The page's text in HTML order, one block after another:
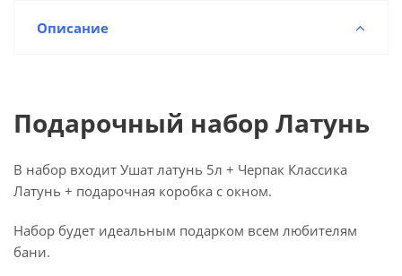
Описание
Подарочный набор Латунь
В набор входит Ушат латунь 5л + Черпак Классика
Латунь + подарочная коробка с окном.
Набор будет идеальным подарком всем любителям
бани.